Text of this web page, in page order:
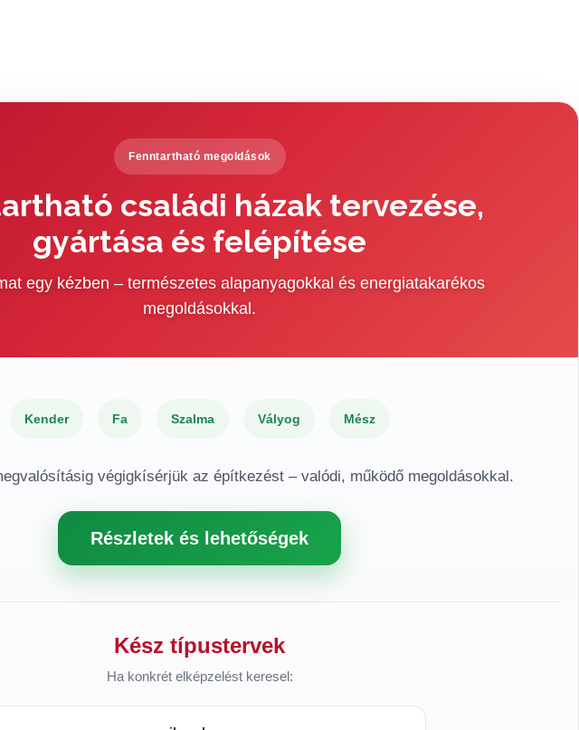
Fenntartható megoldások
családi házak tervezése,
gyártása és felépítése
egy kézben – természetes alapanyagokkal és energiatakarékos
megoldásokkal.
Kender Fa Szalma Vályog Mész
végigkísérjük az építkezést – valódi, működő megoldásokkal.
Részletek és lehetőségek
Kész típustervek
Ha konkrét elképzelést keresel: